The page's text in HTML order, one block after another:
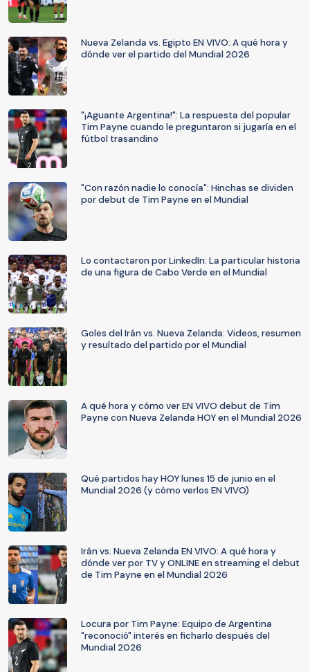
Nueva Zelanda vs. Egipto EN VIVO: A qué hora y
dónde ver el partido del Mundial 2026
"¡Aguante Argentina!": La respuesta del popular
Tim Payne cuando le preguntaron si jugaría en el
fútbol trasandino
"Con razón nadie lo conocía": Hinchas se dividen
por debut de Tim Payne en el Mundial
Lo contactaron por LinkedIn: La particular historia
de una figura de Cabo Verde en el Mundial
Goles del Irán vs. Nueva Zelanda: Videos, resumen
y resultado del partido por el Mundial
A qué hora y cómo ver EN VIVO debut de Tim
Payne con Nueva Zelanda HOY en el Mundial 2026
Qué partidos hay HOY lunes 15 de junio en el
Mundial 2026 (y cómo verlos EN VIVO)
Irán vs. Nueva Zelanda EN VIVO: A qué hora y
dónde ver por TV y ONLINE en streaming el debut
de Tim Payne en el Mundial 2026
Locura por Tim Payne: Equipo de Argentina
"reconoció" interés en ficharlo después del
Mundial 2026